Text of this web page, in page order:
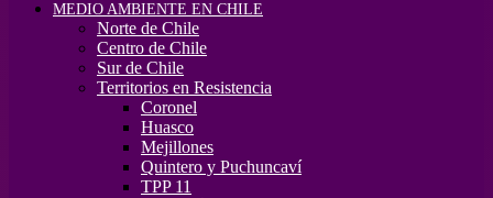
MEDIO AMBIENTE EN CHILE
Norte de Chile
Centro de Chile
Sur de Chile
Territorios en Resistencia
Coronel
Huasco
Mejillones
Quintero y Puchuncaví
TPP 11